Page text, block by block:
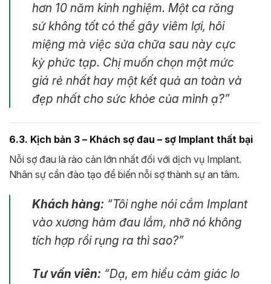
hơn 10 năm kinh nghiệm. Một ca răng
sứ không tốt có thể gây viêm lợi, hôi
miệng mà việc sửa chữa sau này cực
kỳ phức tạp. Chị muốn chọn một mức
giá rẻ nhất hay một kết quả an toàn và
đẹp nhất cho sức khỏe của mình ạ?”
6.3. Kịch bản 3 – Khách sợ đau – sợ Implant thất bại
Nỗi sợ đau là rào cản lớn nhất đối với dịch vụ Implant.
Nhân sự cần đào tạo để biến nỗi sợ thành sự an tâm.
Khách hàng: “Tôi nghe nói cắm Implant
vào xương hàm đau lắm, nhỡ nó không
tích hợp rồi rụng ra thì sao?”
Tư vấn viên: “Dạ, em hiểu cảm giác lo